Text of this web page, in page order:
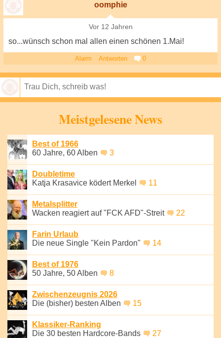
oomphie
Vor 12 Jahren
so...wünsch schon mal allen einen schönen 1.Mai!
Alarm Antworten 0
Meistgelesene News
Best of 1966
60 Jahre, 60 Alben
3
Doubletime
Katja Krasavice ködert Merkel
11
Metalsplitter
Wacken reagiert auf "FCK AFD"-Streit
22
Farin Urlaub
Die neue Single "Kein Pardon"
14
Best of 1976
50 Jahre, 50 Alben
8
Zwischenzeugnis 2026
Die (bisher) besten Alben
15
Klassiker-Ranking
Die 30 besten Hardcore-Bands
27